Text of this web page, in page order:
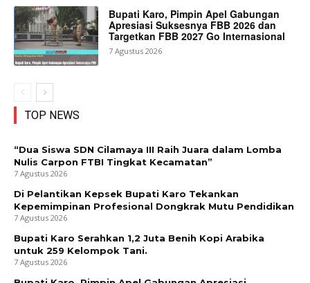
Bupati Karo, Pimpin Apel Gabungan
Apresiasi Suksesnya FBB 2026 dan
Targetkan FBB 2027 Go Internasional
7 Agustus 2026
TOP NEWS
“Dua Siswa SDN Cilamaya III Raih Juara dalam Lomba
Nulis Carpon FTBI Tingkat Kecamatan”
7 Agustus 2026
Di Pelantikan Kepsek Bupati Karo Tekankan
Kepemimpinan Profesional Dongkrak Mutu Pendidikan
7 Agustus 2026
Bupati Karo Serahkan 1,2 Juta Benih Kopi Arabika
untuk 259 Kelompok Tani.
7 Agustus 2026